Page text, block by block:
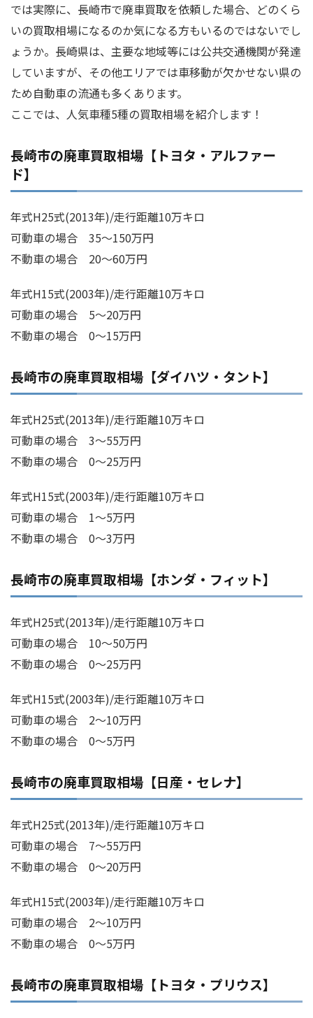
では実際に、長崎市で廃車買取を依頼した場合、どのくら
いの買取相場になるのか気になる方もいるのではないでし
ょうか。長崎県は、主要な地域等には公共交通機関が発達
していますが、その他エリアでは車移動が欠かせない県の
ため自動車の流通も多くあります。
ここでは、人気車種5種の買取相場を紹介します！
長崎市の廃車買取相場【トヨタ・アルファー
ド】
年式H25式(2013年)/走行距離10万キロ
可動車の場合 35～150万円
不動車の場合 20～60万円
年式H15式(2003年)/走行距離10万キロ
可動車の場合 5～20万円
不動車の場合 0～15万円
長崎市の廃車買取相場【ダイハツ・タント】
年式H25式(2013年)/走行距離10万キロ
可動車の場合 3～55万円
不動車の場合 0～25万円
年式H15式(2003年)/走行距離10万キロ
可動車の場合 1～5万円
不動車の場合 0～3万円
長崎市の廃車買取相場【ホンダ・フィット】
年式H25式(2013年)/走行距離10万キロ
可動車の場合 10～50万円
不動車の場合 0～25万円
年式H15式(2003年)/走行距離10万キロ
可動車の場合 2～10万円
不動車の場合 0～5万円
長崎市の廃車買取相場【日産・セレナ】
年式H25式(2013年)/走行距離10万キロ
可動車の場合 7～55万円
不動車の場合 0～20万円
年式H15式(2003年)/走行距離10万キロ
可動車の場合 2～10万円
不動車の場合 0～5万円
長崎市の廃車買取相場【トヨタ・プリウス】